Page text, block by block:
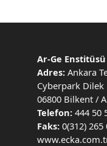
Ar-Ge Enstitüsü
Adres: Ankara
Cyberpark Dilek
06800 Bilkent /
Telefon: 444 50
Faks: 0(312) 265